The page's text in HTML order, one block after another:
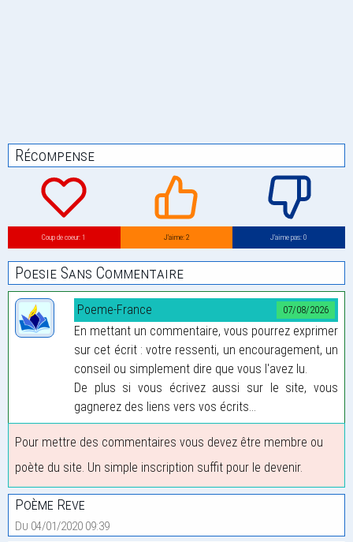
Récompense
Coup de coeur: 1 J’aime: 2 J’aime pas: 0
Poesie Sans Commentaire
07/08/2026
Poeme-France
En mettant un commentaire, vous pourrez exprimer
sur cet écrit : votre ressenti, un encouragement, un
conseil ou simplement dire que vous l'avez lu.
De plus si vous écrivez aussi sur le site, vous
gagnerez des liens vers vos écrits...
Pour mettre des commentaires vous devez être membre ou
poète du site. Un simple inscription suffit pour le devenir.
Poème Reve
Du 04/01/2020 09:39